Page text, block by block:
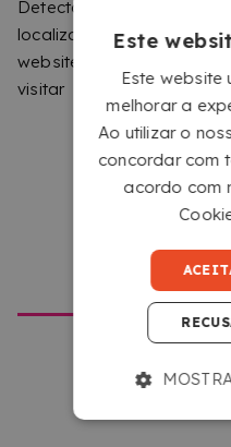
Detectámos que está a
localização diferente da
website. Diga-nos, por
visitar
IR PARA
CARREGAR
dispositivo com acesso
caixa que diz
ficheiros’.
Este
Este website
melhorar a
Ao utilizar o
concordar com
acordo com